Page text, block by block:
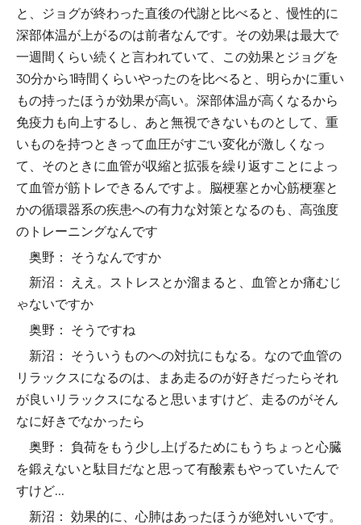
と、ジョグが終わった直後の代謝と比べると、慢性的に
深部体温が上がるのは前者なんです。その効果は最大で
一週間くらい続くと言われていて、この効果とジョグを
30分から1時間くらいやったのを比べると、明らかに重い
もの持ったほうが効果が高い。深部体温が高くなるから
免疫力も向上するし、あと無視できないものとして、重
いものを持つときって血圧がすごい変化が激しくなっ
て、そのときに血管が収縮と拡張を繰り返すことによっ
て血管が筋トレできるんですよ。脳梗塞とか心筋梗塞と
かの循環器系の疾患への有力な対策となるのも、高強度
のトレーニングなんです
奥野： そうなんですか
新沼： ええ。ストレスとか溜まると、血管とか痛むじ
ゃないですか
奥野： そうですね
新沼： そういうものへの対抗にもなる。なので血管の
リラックスになるのは、まあ走るのが好きだったらそれ
が良いリラックスになると思いますけど、走るのがそん
なに好きでなかったら
奥野： 負荷をもう少し上げるためにもうちょっと心臓
を鍛えないと駄目だなと思って有酸素もやっていたんで
すけど...
新沼： 効果的に、心肺はあったほうが絶対いいです。